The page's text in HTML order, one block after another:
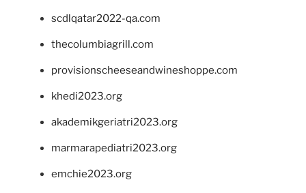
scdlqatar2022-qa.com
thecolumbiagrill.com
provisionscheeseandwineshoppe.com
khedi2023.org
akademikgeriatri2023.org
marmarapediatri2023.org
emchie2023.org